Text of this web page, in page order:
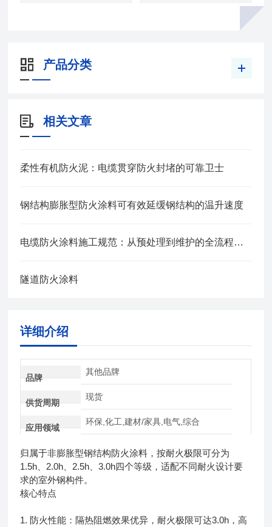
产品分类
相关文章
柔性有机防火泥：电缆贯穿防火封堵的可靠卫士
钢结构膨胀型防火涂料可有效延缓钢结构的温升速度
电缆防火涂料施工规范：从预处理到维护的全流程管控
隧道防火涂料
详细介绍
品牌
其他品牌
供货周期
现货
应用领域
环保,化工,建材/家具,电气,综合
归属于非膨胀型钢结构防火涂料，按耐火极限可分为
1.5h、2.0h、2.5h、3.0h四个等级，适配不同耐火设计要
求的室外钢构件。
核心特点
1. 防火性能：隔热阻燃效果优异，耐火极限可达3.0h，高